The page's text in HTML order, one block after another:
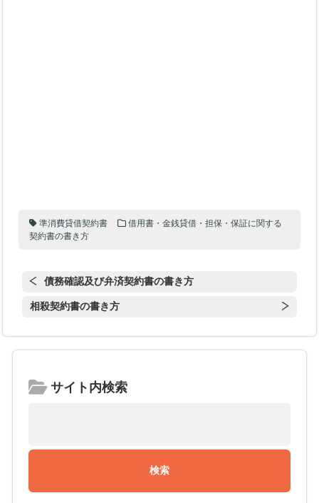
準消費貸借契約書
借用書・金銭貸借・担保・保証に関する
契約書の書き方
債務確認及び弁済契約書の書き方
相殺契約書の書き方
サイト内検索